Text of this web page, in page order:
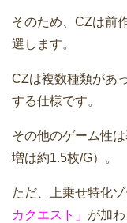
そのため、CZは前
選します。
CZは複数種類があ
する仕様です。
その他のゲーム性
増は約1.5枚/G）。
ただ、上乗せ特化
カクエスト」 が加わ